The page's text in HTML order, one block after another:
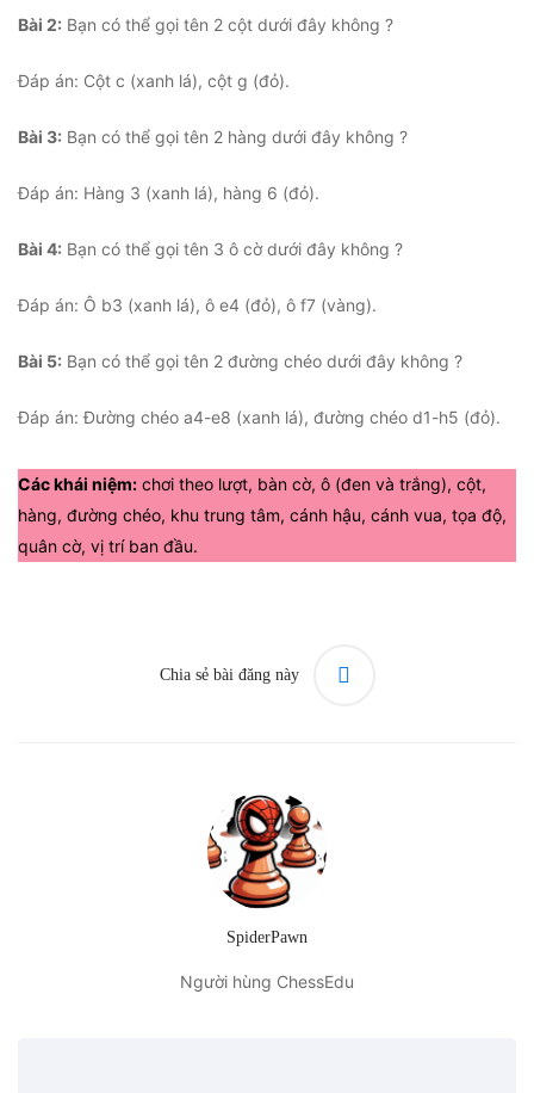
Bài 2: Bạn có thể gọi tên 2 cột dưới đây không ?
Đáp án: Cột c (xanh lá), cột g (đỏ).
Bài 3: Bạn có thể gọi tên 2 hàng dưới đây không ?
Đáp án: Hàng 3 (xanh lá), hàng 6 (đỏ).
Bài 4: Bạn có thể gọi tên 3 ô cờ dưới đây không ?
Đáp án: Ô b3 (xanh lá), ô e4 (đỏ), ô f7 (vàng).
Bài 5: Bạn có thể gọi tên 2 đường chéo dưới đây không ?
Đáp án: Đường chéo a4-e8 (xanh lá), đường chéo d1-h5 (đỏ).
Các khái niệm: chơi theo lượt, bàn cờ, ô (đen và trắng), cột,
hàng, đường chéo, khu trung tâm, cánh hậu, cánh vua, tọa độ,
quân cờ, vị trí ban đầu.
Chia sẻ bài đăng này
SpiderPawn
Người hùng ChessEdu